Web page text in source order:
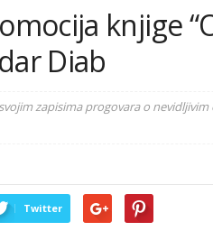
knjige
Diab
zapisima progovara o
Twitter